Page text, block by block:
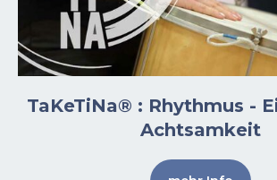
TaKeTiNa® : Rhythmus -
Achtsamkeit